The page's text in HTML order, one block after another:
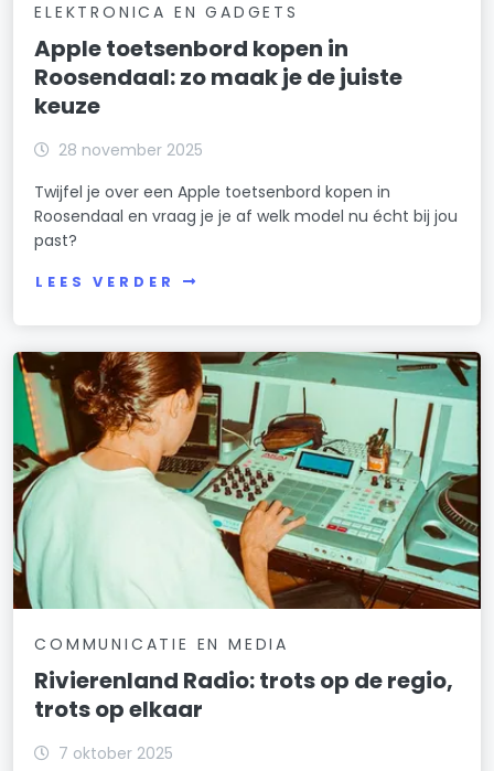
ELEKTRONICA EN GADGETS
Apple toetsenbord kopen in
Roosendaal: zo maak je de juiste
keuze
28 november 2025
Twijfel je over een Apple toetsenbord kopen in
Roosendaal en vraag je je af welk model nu écht bij jou
past?
LEES VERDER
COMMUNICATIE EN MEDIA
Rivierenland Radio: trots op de regio,
trots op elkaar
7 oktober 2025